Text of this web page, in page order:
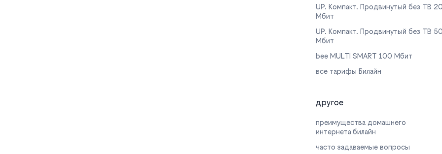
UP. Компакт. Продвинутый без ТВ
Мбит
UP. Компакт. Продвинутый без ТВ
Мбит
bee MULTI SMART 100 Мбит
все тарифы Билайн
другое
преимущества домашнего
интернета билайн
часто задаваемые вопросы